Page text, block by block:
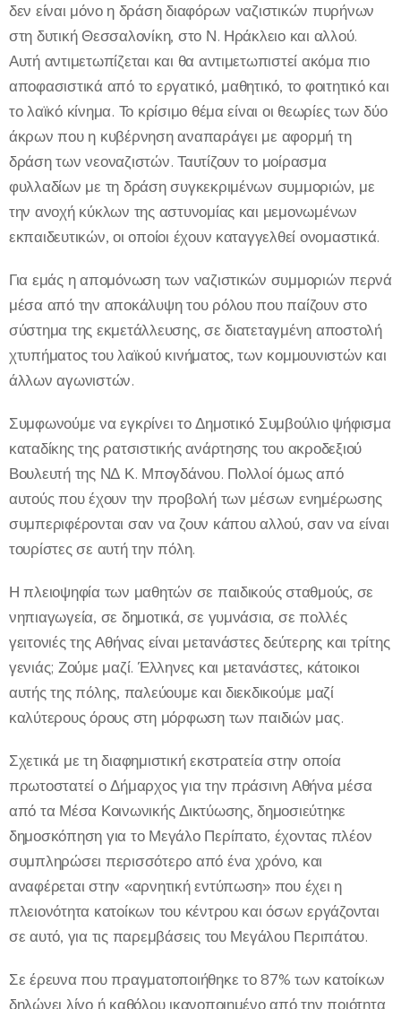
δεν είναι μόνο η δράση διαφόρων ναζιστικών πυρήνων
στη δυτική Θεσσαλονίκη, στο Ν. Ηράκλειο και αλλού.
Αυτή αντιμετωπίζεται και θα αντιμετωπιστεί ακόμα πιο
αποφασιστικά από το εργατικό, μαθητικό, το φοιτητικό και
το λαϊκό κίνημα. Το κρίσιμο θέμα είναι οι θεωρίες των δύο
άκρων που η κυβέρνηση αναπαράγει με αφορμή τη
δράση των νεοναζιστών. Ταυτίζουν το μοίρασμα
φυλλαδίων με τη δράση συγκεκριμένων συμμοριών, με
την ανοχή κύκλων της αστυνομίας και μεμονωμένων
εκπαιδευτικών, οι οποίοι έχουν καταγγελθεί ονομαστικά.
Για εμάς η απομόνωση των ναζιστικών συμμοριών περνά
μέσα από την αποκάλυψη του ρόλου που παίζουν στο
σύστημα της εκμετάλλευσης, σε διατεταγμένη αποστολή
χτυπήματος του λαϊκού κινήματος, των κομμουνιστών και
άλλων αγωνιστών.
Συμφωνούμε να εγκρίνει το Δημοτικό Συμβούλιο ψήφισμα
καταδίκης της ρατσιστικής ανάρτησης του ακροδεξιού
Βουλευτή της ΝΔ Κ. Μπογδάνου. Πολλοί όμως από
αυτούς που έχουν την προβολή των μέσων ενημέρωσης
συμπεριφέρονται σαν να ζουν κάπου αλλού, σαν να είναι
τουρίστες σε αυτή την πόλη.
Η πλειοψηφία των μαθητών σε παιδικούς σταθμούς, σε
νηπιαγωγεία, σε δημοτικά, σε γυμνάσια, σε πολλές
γειτονιές της Αθήνας είναι μετανάστες δεύτερης και τρίτης
γενιάς; Ζούμε μαζί. Έλληνες και μετανάστες, κάτοικοι
αυτής της πόλης, παλεύουμε και διεκδικούμε μαζί
καλύτερους όρους στη μόρφωση των παιδιών μας.
Σχετικά με τη διαφημιστική εκστρατεία στην οποία
πρωτοστατεί ο Δήμαρχος για την πράσινη Αθήνα μέσα
από τα Μέσα Κοινωνικής Δικτύωσης, δημοσιεύτηκε
δημοσκόπηση για το Μεγάλο Περίπατο, έχοντας πλέον
συμπληρώσει περισσότερο από ένα χρόνο, και
αναφέρεται στην «αρνητική εντύπωση» που έχει η
πλειονότητα κατοίκων του κέντρου και όσων εργάζονται
σε αυτό, για τις παρεμβάσεις του Μεγάλου Περιπάτου.
Σε έρευνα που πραγματοποιήθηκε το 87% των κατοίκων
δηλώνει λίγο ή καθόλου ικανοποιημένο από την ποιότητα